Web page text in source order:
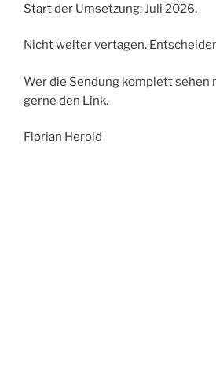
Start der Umsetzung: Juli 2026.
Nicht weiter vertagen.
Wer die Sendung komplett sehen
gerne den Link.
Florian Herold